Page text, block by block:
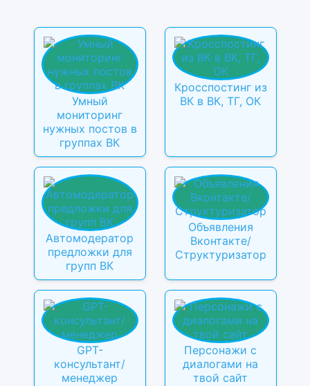
Умный
мониторинг
нужных постов в
группах ВК
Кросспостинг из
ВК в ВК, ТГ, ОК
Автомодератор
предложки для
групп ВК
Объявления
Вконтакте/
Структуризатор
GPT-
консультант/
менеджер
Персонажи с
диалогами на
твой сайт